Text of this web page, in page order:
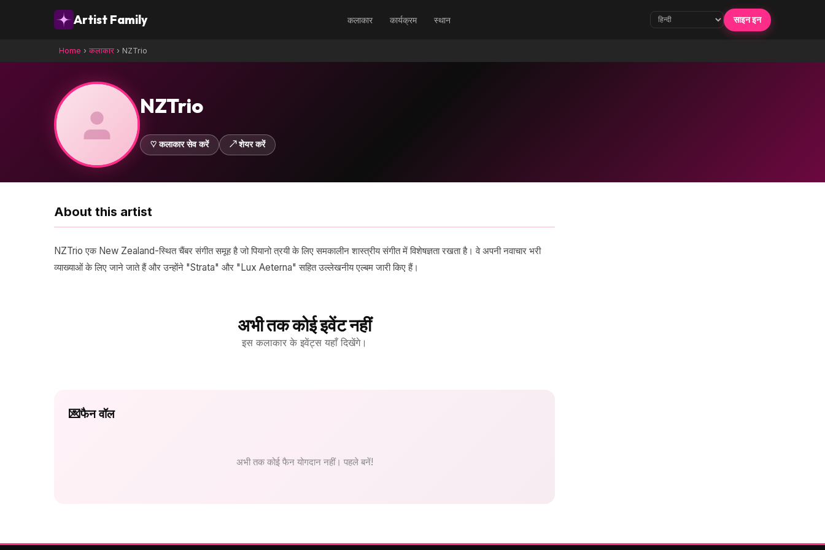
Artist Family कलाकार कार्यक्रम स्थान साइन इन
Home ›कलाकार › NZTrio
NZTrio
♡ कलाकार सेव करें ↗ शेयर करें
About this artist
NZTrio एक New Zealand-स्थित चैंबर संगीत समूह है जो पियानो त्रयी के लिए समकालीन शास्त्रीय संगीत में विशेषज्ञता रखता है। वे अपनी नवाचार भरी
व्याख्याओं के लिए जाने जाते हैं और उन्होंने "Strata" और "Lux Aeterna" सहित उल्लेखनीय एल्बम जारी किए हैं।
अभी तक कोई इवेंट नहीं
इस कलाकार के इवेंट्स यहाँ दिखेंगे।
💌फैन वॉल
अभी तक कोई फैन योगदान नहीं। पहले बनें!